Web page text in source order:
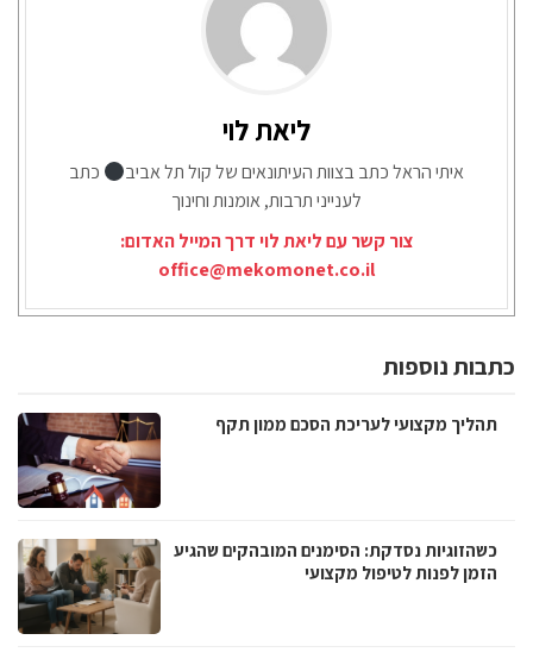
ליאת לוי
איתי הראל כתב בצוות העיתונאים של קול תל אביב
כתב
לענייני תרבות, אומנות וחינוך
צור קשר עם ליאת לוי דרך המייל האדום:
office@mekomonet.co.il
כתבות נוספות
תהליך מקצועי לעריכת הסכם ממון תקף
כשהזוגיות נסדקת: הסימנים המובהקים שהגיע
הזמן לפנות לטיפול מקצועי